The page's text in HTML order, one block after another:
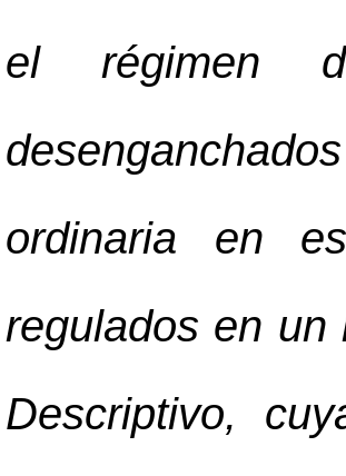
el régimen
ordinaria en
regulados en un
Descriptivo,